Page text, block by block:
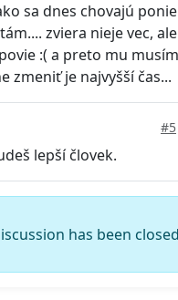
sa dnes chovajú
zviera nieje vec,
:( a preto mu
zmeniť je najvyšší čas...
#5
lepší človek.
has been